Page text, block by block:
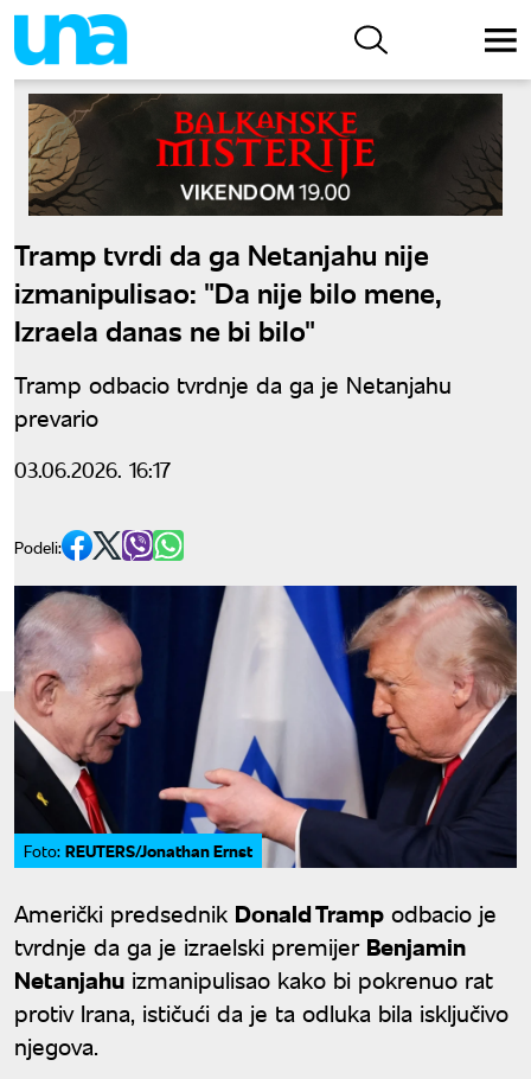
Tramp tvrdi da ga Netanjahu nije
izmanipulisao: "Da nije bilo mene,
Izraela danas ne bi bilo"
Tramp odbacio tvrdnje da ga je Netanjahu
prevario
03.06.2026. 16:17
Podeli:
Foto: REUTERS/Jonathan Ernst
Američki predsednik Donald Tramp odbacio je
tvrdnje da ga je izraelski premijer Benjamin
Netanjahu izmanipulisao kako bi pokrenuo rat
protiv Irana, ističući da je ta odluka bila isključivo
njegova.